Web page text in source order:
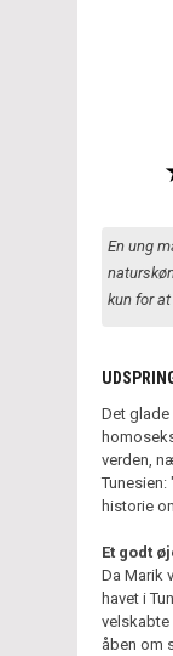
En ung
kun for
Det
verden,
historie
Et godt
Da Marik
havet i
velskabte
åben om